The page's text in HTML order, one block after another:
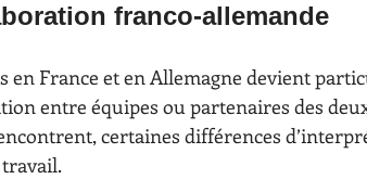
franco-allemande
en France et en Allemagne devient
entre équipes ou partenaires des
certaines différences